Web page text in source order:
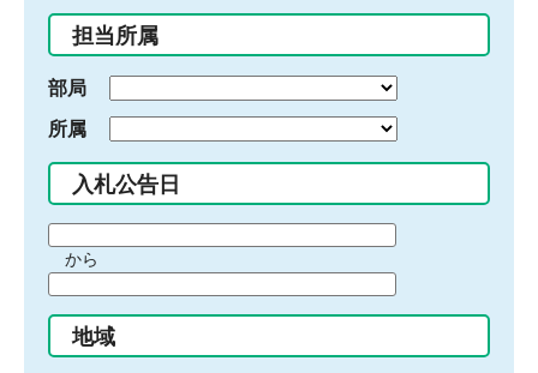
入
力
担当所属
部局
所属
入札公告日
間
始
り
から
間
終
地域